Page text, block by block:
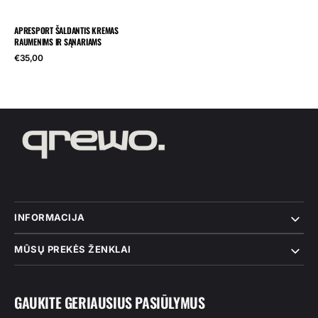
APRESPORT ŠALDANTIS KREMAS
RAUMENIMS IR SĄNARIAMS
Reguliari
€35,00
INFORMACIJA
MŪSŲ PREKĖS ŽENKLAI
GAUKITE GERIAUSIUS PASIŪLYMUS